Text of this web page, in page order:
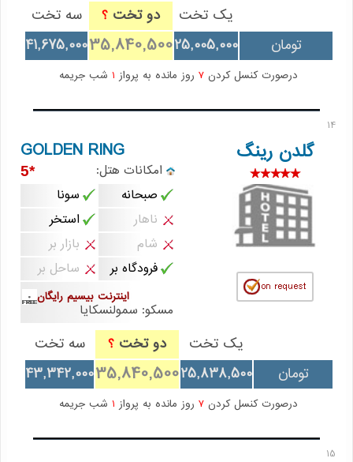
یک تخت دو تخت ؟
سه تخت
تومان
25,005,000
35,840,500
41,675,000
درصورت کنسل کردن 7 روز مانده به پرواز شب جریمه
14
گلدن رینگ GOLDEN RING
امکانات هتل: *5
صبحانه
سونا
ناهار
استخر
شام
بازار بر
فرودگاه بر
ساحل بر
اینترنت بیسیم رایگان
مسکو: سمولنسکایا
یک تخت دو تخت ؟
سه تخت
تومان
25,838,500
35,840,500
43,342,000
درصورت کنسل کردن 7 روز مانده به پرواز شب جریمه
15